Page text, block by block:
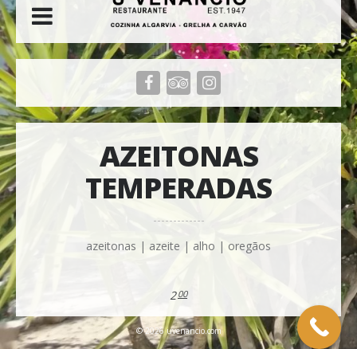
AZEITONAS
TEMPERADAS
azeitonas | azeite | alho | oregãos
2 00
© 2026 uvenancio.com